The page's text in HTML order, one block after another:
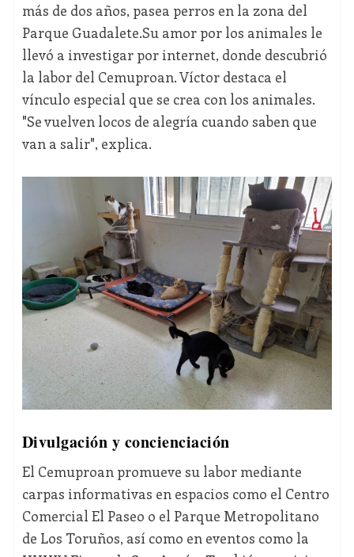
más de dos años, pasea perros en la zona del
Parque Guadalete.Su amor por los animales le
llevó a investigar por internet, donde descubrió
la labor del Cemuproan. Víctor destaca el
vínculo especial que se crea con los animales.
"Se vuelven locos de alegría cuando saben que
van a salir", explica.
Divulgación y concienciación
El Cemuproan promueve su labor mediante
carpas informativas en espacios como el Centro
Comercial El Paseo o el Parque Metropolitano
de Los Toruños, así como en eventos como la